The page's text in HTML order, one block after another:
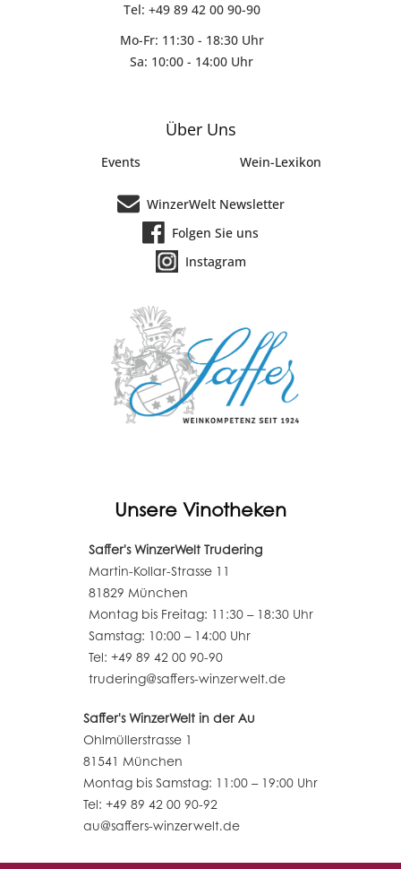
Tel: +49 89 42 00 90-90
Mo-Fr: 11:30 - 18:30 Uhr
Sa: 10:00 - 14:00 Uhr
Über Uns
Events Wein-Lexikon
WinzerWelt Newsletter
Folgen Sie uns
Instagram
Unsere Vinotheken
Saffer's WinzerWelt Trudering
Martin-Kollar-Strasse 11
81829 München
Montag bis Freitag: 11:30 – 18:30 Uhr
Samstag: 10:00 – 14:00 Uhr
Tel: +49 89 42 00 90-90
trudering@saffers-winzerwelt.de
Saffer's WinzerWelt in der Au
Ohlmüllerstrasse 1
81541 München
Montag bis Samstag: 11:00 – 19:00 Uhr
Tel: +49 89 42 00 90-92
au@saffers-winzerwelt.de